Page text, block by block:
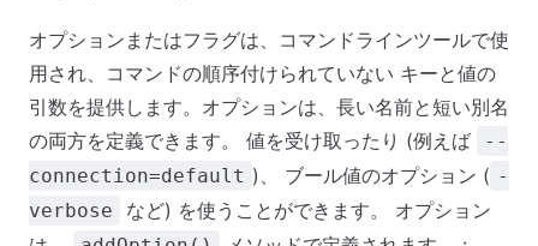
オプションまたはフラグは、コマンドラインツールで使
用され、コマンドの順序付けられていない キーと値の
引数を提供します。オプションは、長い名前と短い別名
の両方を定義できます。 値を受け取ったり (例えば
--
connection=default )、 ブール値のオプション ( -
verbose
など) を使うことができます。 オプション